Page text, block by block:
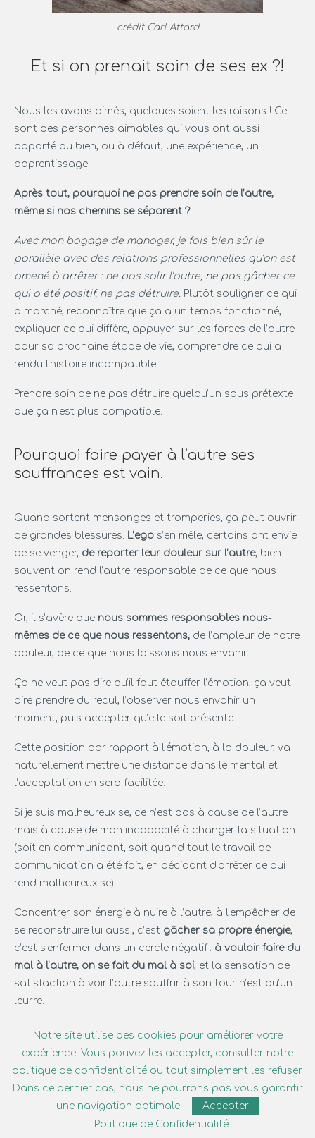
crédit Carl Attard
Et si on prenait soin de ses ex ?!
Nous les avons aimés, quelques soient les raisons ! Ce
sont des personnes aimables qui vous ont aussi
apporté du bien, ou à défaut, une expérience, un
apprentissage.
Après tout, pourquoi ne pas prendre soin de l’autre,
même si nos chemins se séparent ?
Avec mon bagage de manager, je fais bien sûr le
parallèle avec des relations professionnelles qu’on est
amené à arrêter : ne pas salir l’autre, ne pas gâcher ce
qui a été positif, ne pas détruire. Plutôt souligner ce qui
a marché, reconnaître que ça a un temps fonctionné,
expliquer ce qui diffère, appuyer sur les forces de l’autre
pour sa prochaine étape de vie, comprendre ce qui a
rendu l’histoire incompatible.
Prendre soin de ne pas détruire quelqu’un sous prétexte
que ça n’est plus compatible.
Pourquoi faire payer à l’autre ses
souffrances est vain.
Quand sortent mensonges et tromperies, ça peut ouvrir
de grandes blessures. L’ego s’en mêle, certains ont envie
de se venger, de reporter leur douleur sur l’autre, bien
souvent on rend l’autre responsable de ce que nous
ressentons.
Or, il s’avère que nous sommes responsables nous-
mêmes de ce que nous ressentons, de l’ampleur de notre
douleur, de ce que nous laissons nous envahir.
Ça ne veut pas dire qu’il faut étouffer l’émotion, ça veut
dire prendre du recul, l’observer nous envahir un
moment, puis accepter qu’elle soit présente.
Cette position par rapport à l’émotion, à la douleur, va
naturellement mettre une distance dans le mental et
l’acceptation en sera facilitée.
Si je suis malheureux.se, ce n’est pas à cause de l’autre
mais à cause de mon incapacité à changer la situation
(soit en communicant, soit quand tout le travail de
communication a été fait, en décidant d’arrêter ce qui
rend malheureux.se).
Concentrer son énergie à nuire à l’autre, à l’empêcher de
se reconstruire lui aussi, c’est gâcher sa propre énergie,
c’est s’enfermer dans un cercle négatif : à vouloir faire du
mal à l’autre, on se fait du mal à soi, et la sensation de
satisfaction à voir l’autre souffrir à son tour n’est qu’un
leurre.
Le pouvoir du pardon
L’un des remèdes aux émotions négatives, selon moi ? le
.
Notre site utilise des cookies pour améliorer votre
expérience. Vous pouvez les accepter, consulter notre
politique de confidentialité ou tout simplement les refuser.
Dans ce dernier cas, nous ne pourrons pas vous garantir
une navigation optimale.
Accepter
Politique de Confidentialité